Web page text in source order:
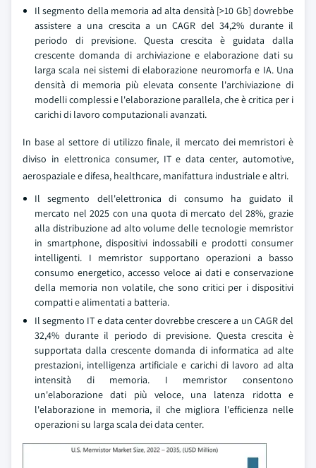
Il segmento della memoria ad alta densità [>10 Gb] dovrebbe
assistere a una crescita a un CAGR del 34,2% durante il
periodo di previsione. Questa crescita è guidata dalla
crescente domanda di archiviazione e elaborazione dati su
larga scala nei sistemi di elaborazione neuromorfa e IA. Una
densità di memoria più elevata consente l'archiviazione di
modelli complessi e l'elaborazione parallela, che è critica per i
carichi di lavoro computazionali avanzati.
In base al settore di utilizzo finale, il mercato dei memristori è
diviso in elettronica consumer, IT e data center, automotive,
aerospaziale e difesa, healthcare, manifattura industriale e altri.
Il segmento dell'elettronica di consumo ha guidato il
mercato nel 2025 con una quota di mercato del 28%, grazie
alla distribuzione ad alto volume delle tecnologie memristor
in smartphone, dispositivi indossabili e prodotti consumer
intelligenti. I memristor supportano operazioni a basso
consumo energetico, accesso veloce ai dati e conservazione
della memoria non volatile, che sono critici per i dispositivi
compatti e alimentati a batteria.
Il segmento IT e data center dovrebbe crescere a un CAGR del
32,4% durante il periodo di previsione. Questa crescita è
supportata dalla crescente domanda di informatica ad alte
prestazioni, intelligenza artificiale e carichi di lavoro ad alta
intensità di memoria. I memristor consentono
un'elaborazione dati più veloce, una latenza ridotta e
l'elaborazione in memoria, il che migliora l'efficienza nelle
operazioni su larga scala dei data center.